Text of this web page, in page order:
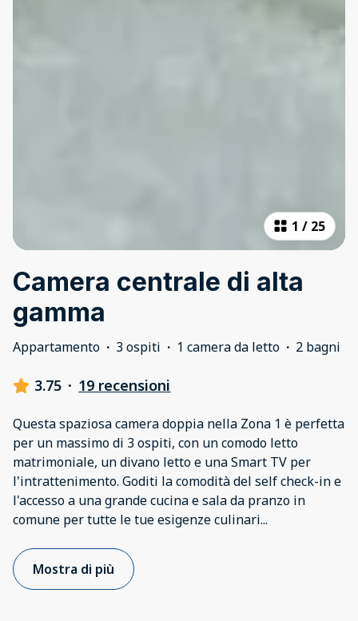
1 / 25
Camera centrale di alta
gamma
Appartamento · 3 ospiti · 1 camera da letto · 2 bagni
3.75 · 19 recensioni
Questa spaziosa camera doppia nella Zona 1 è perfetta
per un massimo di 3 ospiti, con un comodo letto
matrimoniale, un divano letto e una Smart TV per
l'intrattenimento. Goditi la comodità del self check-in e
l'accesso a una grande cucina e sala da pranzo in
comune per tutte le tue esigenze culinari...
Mostra di più